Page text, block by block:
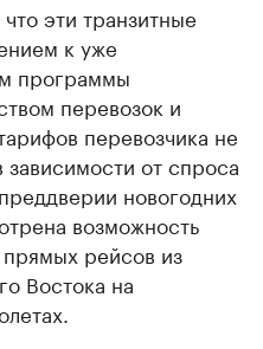
эти транзитные
к уже
программы
перевозок и
перевозчика не
от спроса
новогодних
возможность
прямых рейсов из
Востока на